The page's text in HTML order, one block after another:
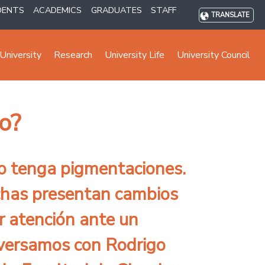
ACADEMICS GRADUATES STAFF TRANSLATE
Research University Life University Council
tenga pigmentaciones.
presentan cambios
atención ante un
con Rodrigo